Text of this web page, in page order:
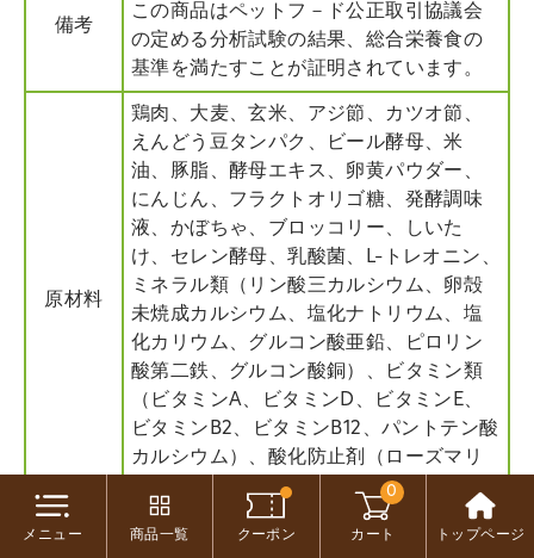
備考
この商品はペットフ－ド公正取引協議会
の定める分析試験の結果、総合栄養食の
基準を満たすことが証明されています。
原材料
鶏肉、大麦、玄米、アジ節、カツオ節、
えんどう豆タンパク、ビール酵母、米
油、豚脂、酵母エキス、卵黄パウダー、
にんじん、フラクトオリゴ糖、発酵調味
液、かぼちゃ、ブロッコリー、しいた
け、セレン酵母、乳酸菌、L-トレオニン、
ミネラル類（リン酸三カルシウム、卵殻
未焼成カルシウム、塩化ナトリウム、塩
化カリウム、グルコン酸亜鉛、ピロリン
酸第二鉄、グルコン酸銅）、ビタミン類
（ビタミンA、ビタミンD、ビタミンE、
ビタミンB2、ビタミンB12、パントテン酸
カルシウム）、酸化防止剤（ローズマリ
ー抽出物、ミックストコフェロール）
メニュー 商品一覧 クーポン
0
カート トップページ